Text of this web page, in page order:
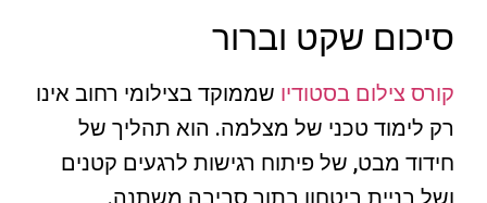
סיכום שקט וברור
קורס צילום בסטודיו שממוקד בצילומי רחוב אינו
רק לימוד טכני של מצלמה. הוא תהליך של
חידוד מבט, של פיתוח רגישות לרגעים קטנים
ושל בניית ביטחון בתוך סביבה משתנה.